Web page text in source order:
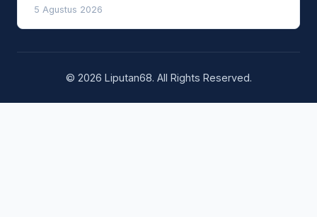
5 Agustus 2026
© 2026 Liputan68. All Rights Reserved.